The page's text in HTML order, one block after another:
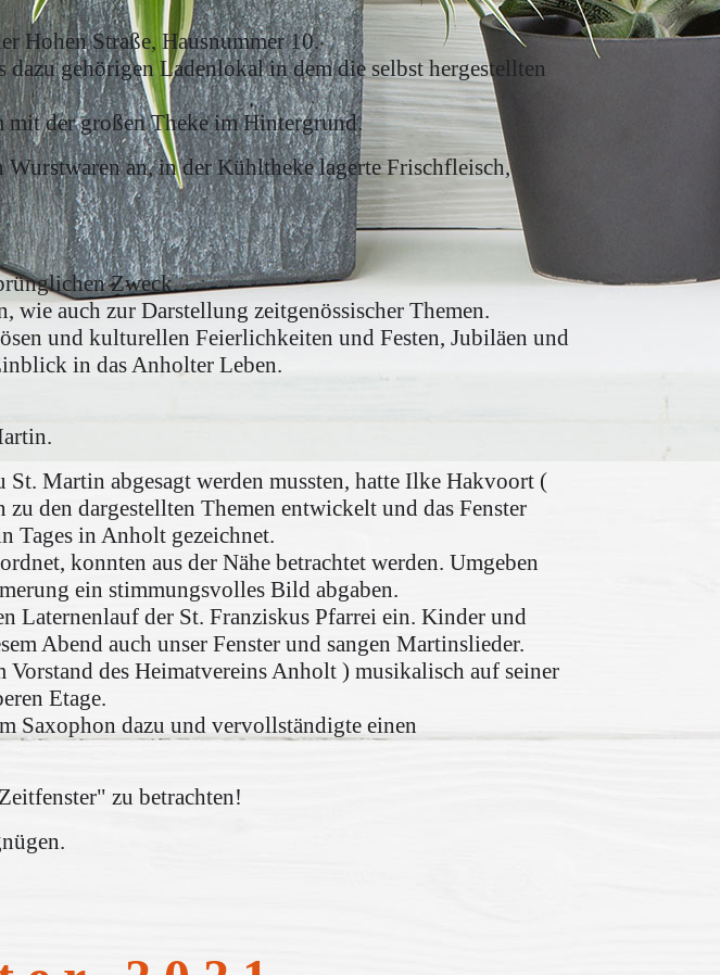
Hohen Straße, Hausnummer 10.
gehörigen Ladenlokal in dem die selbst hergestellten
mit der großen Theke im Hintergrund.
Wurstwaren an, in der Kühltheke lagerte Frischfleisch,
Zweck.
wie auch zur Darstellung zeitgenössischer Themen.
und kulturellen Feierlichkeiten und Festen, Jubiläen und
in das Anholter Leben.
Martin abgesagt werden mussten, hatte Ilke Hakvoort (
den dargestellten Themen entwickelt und das Fenster
Tages in Anholt gezeichnet.
konnten aus der Nähe betrachtet werden. Umgeben
ein stimmungsvolles Bild abgaben.
Laternenlauf der St. Franziskus Pfarrei ein. Kinder und
Abend auch unser Fenster und sangen Martinslieder.
des Heimatvereins Anholt ) musikalisch auf seiner
Etage.
Saxophon dazu und vervollständigte einen
zu betrachten!